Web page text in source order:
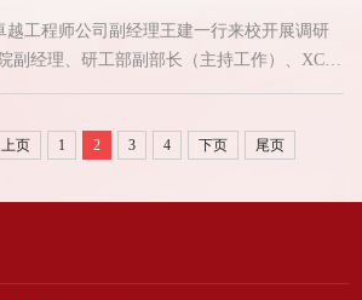
越工程师公司副经理王建一行来校开展调研
副经理、研工部副部长（主持工作）、XC体
谈会。河海大学卓越工程师公司副经理王环
彬，副经理张存生参加会议。座谈中，韩勃
上页 1 2 3 4 下页 尾页